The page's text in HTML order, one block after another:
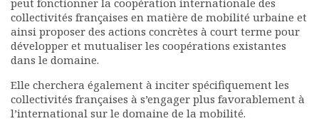
peut fonctionner la coopération internationale des
collectivités françaises en matière de mobilité urbaine et
ainsi proposer des actions concrètes à court terme pour
développer et mutualiser les coopérations existantes
dans le domaine.
Elle cherchera également à inciter spécifiquement les
collectivités françaises à s’engager plus favorablement à
l’international sur le domaine de la mobilité.